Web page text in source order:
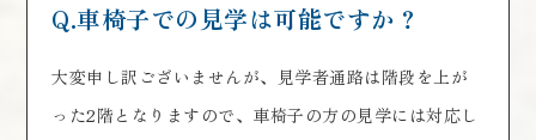
Q.車椅子での見学は可能ですか？
大変申し訳ございませんが、見学者通路は階段を上が
った2階となりますので、車椅子の方の見学には対応し